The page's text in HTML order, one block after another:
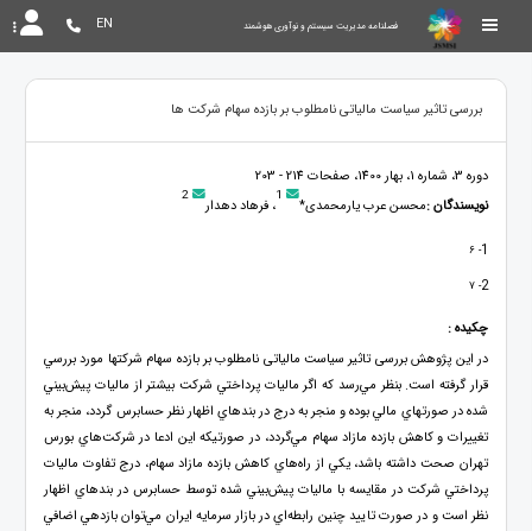
فصلنامه مدیریت سیستم و نوآوری هوشمند EN
بررسی تاثیر سیاست مالیاتی نامطلوب بر بازده سهام شرکت ها
دوره 3، شماره 1، بهار 1400، صفحات 214 - 203
نویسندگان :محسن عرب یارمحمدی* 1، فرهاد دهدار 2
1
- 6
2
- 7
چکیده :
در اين پژوهش بررسی تاثیر سیاست مالیاتی نامطلوب بر بازده سهام شرکتها مورد بررسي
قرار گرفته است. بنظر مي‌رسد كه اگر ماليات پرداختي شرکت بيشتر از ماليات پيش‌بيني
شده در صورتهاي مالي بوده و منجر به درج در بندهاي اظهار نظر حسابرس گردد، منجر به
تغييرات و كاهش بازده مازاد سهام مي‌گردد، در صورتيكه اين ادعا در شركت‌هاي بورس
تهران صحت داشته باشد، يكي از راه‌هاي كاهش بازده مازاد سهام، درج تفاوت ماليات
پرداختي شرکت در مقايسه با ماليات پيش‌بيني شده توسط حسابرس در بندهاي اظهار
نظر است و در صورت تاييد چنين رابطه‌اي در بازار سرمايه ايران مي‌توان بازدهي اضافي